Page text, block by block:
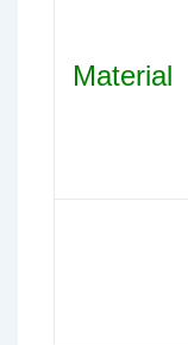
Material